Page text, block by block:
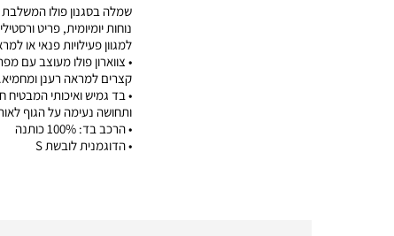
שמלה בסגנון פולו
נוחות יומיומית, פריט
למגוון פעילויות פנאי או
קצרים למראה רענן ומחמיא.
• בד גמיש ואיכותי
ותחושה נעימה על הגוף
• הרכב בד: 100% כותנה
• הדוגמנית לובשת S